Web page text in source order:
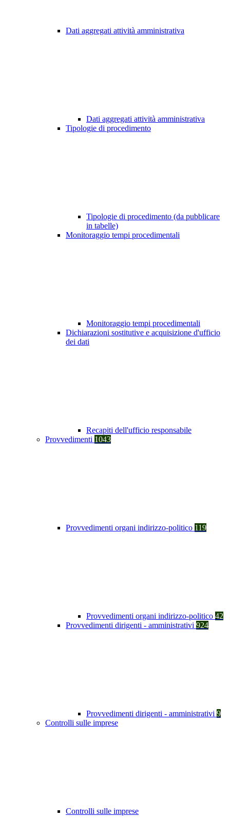
Dati aggregati attività amministrativa
Dati aggregati attività amministrativa
Tipologie di procedimento
Tipologie di procedimento (da pubblicare
in tabelle)
Monitoraggio tempi procedimentali
Monitoraggio tempi procedimentali
Dichiarazioni sostitutive e acquisizione d'ufficio
dei dati
Recapiti dell'ufficio responsabile
Provvedimenti 1043
Provvedimenti organi indirizzo-politico 119
Provvedimenti organi indirizzo-politico 42
Provvedimenti dirigenti - amministrativi 924
Provvedimenti dirigenti - amministrativi 9
Controlli sulle imprese
Controlli sulle imprese